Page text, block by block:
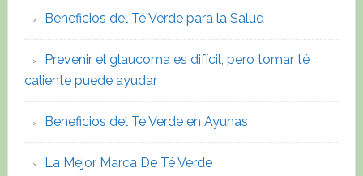
verde
en
Beneficios del Té Verde para la Salud
Prevenir el glaucoma es difícil, pero tomar té
caliente puede ayudar
Beneficios del Té Verde en Ayunas
La Mejor Marca De Té Verde